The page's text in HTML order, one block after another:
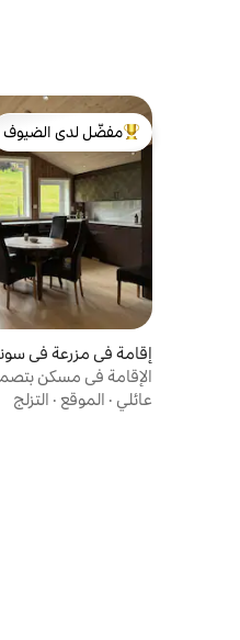
من أبرز البيوت
مفضّل لدى الضيوف
إقامة في مزرعة في
الإقامة في مسكن
بمساحة 96 مترًا مربعًا
عائلي · الموقع · التزلج